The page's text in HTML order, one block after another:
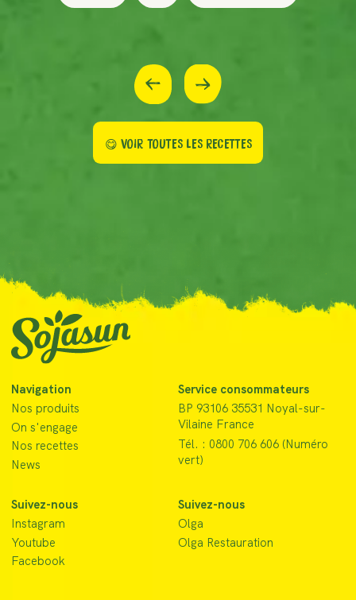
😋 VOIR TOUTES LES RECETTES
Navigation
Nos produits
On s'engage
Nos recettes
News
Service consommateurs
BP 93106 35531 Noyal-sur-
Vilaine France
Tél. : 0800 706 606 (Numéro
vert)
Suivez-nous
Instagram
Youtube
Facebook
Suivez-nous
Olga
Olga Restauration